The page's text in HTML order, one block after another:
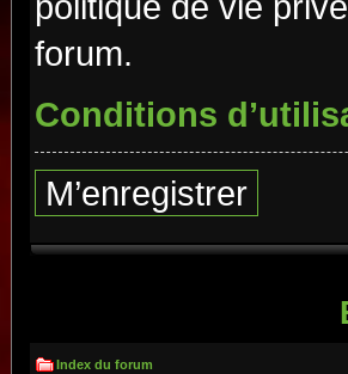
forum.
Conditions
M’enregistrer
Index du forum